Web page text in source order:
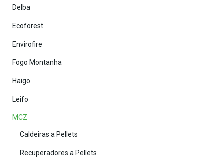
Delba
Ecoforest
Envirofire
Fogo Montanha
Haigo
Leifo
MCZ
Caldeiras a Pellets
Recuperadores a Pellets